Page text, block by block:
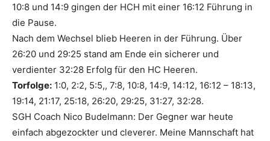
10:8 und 14:9 gingen der HCH mit einer 16:12 Führung in
die Pause.
Nach dem Wechsel blieb Heeren in der Führung. Über
26:20 und 29:25 stand am Ende ein sicherer und
verdienter 32:28 Erfolg für den HC Heeren.
Torfolge: 1:0, 2:2, 5:5,, 7:8, 10:8, 14:9, 14:12, 16:12 – 18:13,
19:14, 21:17, 25:18, 26:20, 29:25, 31:27, 32:28.
SGH Coach Nico Budelmann: Der Gegner war heute
einfach abgezockter und cleverer. Meine Mannschaft hat